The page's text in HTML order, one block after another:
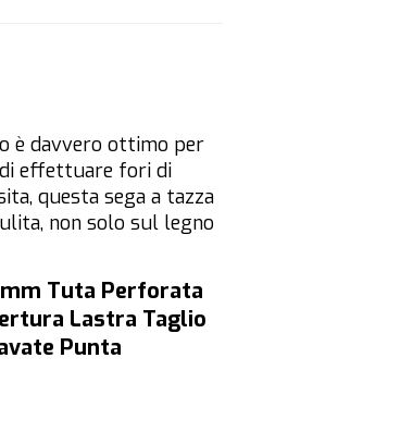
è davvero ottimo per
effettuare fori di
questa sega a tazza
non solo sul legno
Tuta Perforata
Lastra Taglio
Punta